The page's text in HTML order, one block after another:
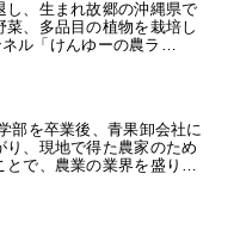
し、生まれ故郷の沖縄県で
、多品目の植物を栽培し
ル「けんゆーの農ラ…
部を卒業後、青果卸会社に
、現地で得た農家のため
とで、農業の業界を盛り…